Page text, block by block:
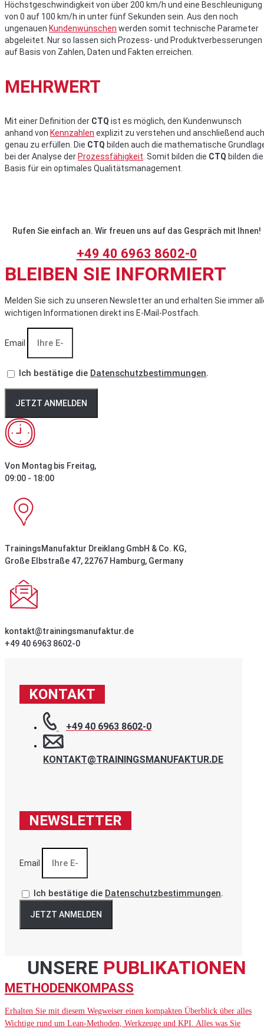
Höchstgeschwindigkeit von über 200 km/h und eine Beschleunigung
von 0 auf 100 km/h in unter fünf Sekunden sein. Aus den noch
ungenauen Kundenwünschen werden somit technische Parameter
abgeleitet. Nur so lassen sich Prozess- und Produktverbesserungen
auf Basis von Zahlen, Daten und Fakten erreichen.
MEHRWERT
Mit einer Definition der CTQ ist es möglich, den Kundenwunsch
anhand von Kennzahlen explizit zu verstehen und anschließend auch
genau zu erfüllen. Die CTQ bilden auch die mathematische
bei der Analyse der Prozessfähigkeit . Somit bilden die CTQ bilden die
Basis für ein optimales Qualitätsmanagement.
Rufen Sie einfach an. Wir freuen uns auf das Gespräch mit Ihnen!
+49 40 6963 8602-0
BLEIBEN SIE INFORMIERT
Melden Sie sich zu unseren Newsletter an und erhalten Sie immer
wichtigen Informationen direkt ins E-Mail-Postfach.
Email
Ich bestätige die Datenschutzbestimmungen.
JETZT ANMELDEN
Von Montag bis Freitag,
09:00 - 18:00
TrainingsManufaktur Dreiklang GmbH & Co. KG,
Große Elbstraße 47, 22767 Hamburg, Germany
kontakt@trainingsmanufaktur.de
+49 40 6963 8602-0
KONTAKT
+49 40 6963 8602-0
KONTAKT@TRAININGSMANUFAKTUR.DE
NEWSLETTER
Email
Ich bestätige die Datenschutzbestimmungen.
JETZT ANMELDEN
UNSERE PUBLIKATIONEN
METHODENKOMPASS
Erhalten Sie mit diesem Wegweiser einen kompakten Überblick über alles
Wichtige rund um Lean-Methoden, Werkzeuge und KPI. Alles was Sie